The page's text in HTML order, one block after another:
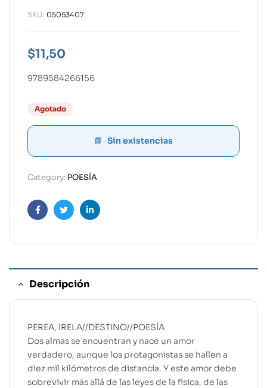
SKU: 05053407
$11,50
9789584266156
Agotado
Sin existencias
Category: POESÍA
FacebookTwitterLinkedin
Descripción
PEREA, IRELA//DESTINO//POESÍA
Dos almas se encuentran y nace un amor
verdadero, aunque los protagonistas se hallen a
diez mil kilómetros de distancia. Y este amor debe
sobrevivir más allá de las leyes de la física, de las